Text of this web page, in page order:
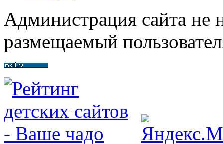
Администрация сайта не
размещаемый